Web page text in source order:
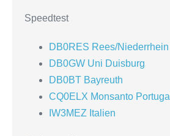
Speedtest
DB0RES Rees/Niederrhein
DB0GW Uni Duisburg
DB0BT Bayreuth
CQ0ELX Monsanto Portugal
IW3MEZ Italien